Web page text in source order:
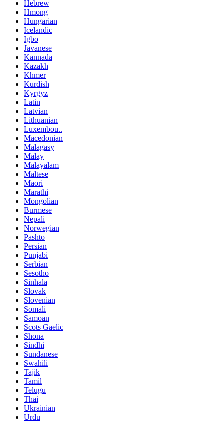
Hebrew
Hmong
Hungarian
Icelandic
Igbo
Javanese
Kannada
Kazakh
Khmer
Kurdish
Kyrgyz
Latin
Latvian
Lithuanian
Luxembou..
Macedonian
Malagasy
Malay
Malayalam
Maltese
Maori
Marathi
Mongolian
Burmese
Nepali
Norwegian
Pashto
Persian
Punjabi
Serbian
Sesotho
Sinhala
Slovak
Slovenian
Somali
Samoan
Scots Gaelic
Shona
Sindhi
Sundanese
Swahili
Tajik
Tamil
Telugu
Thai
Ukrainian
Urdu